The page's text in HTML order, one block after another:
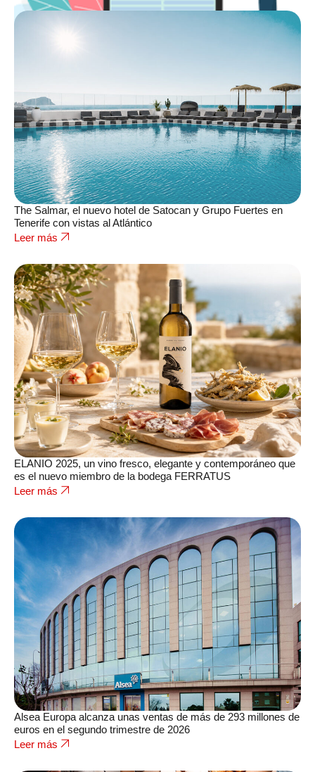
The Salmar, el nuevo hotel de Satocan y Grupo Fuertes en
Tenerife con vistas al Atlántico
Leer más
ELANIO 2025, un vino fresco, elegante y contemporáneo que
es el nuevo miembro de la bodega FERRATUS
Leer más
Alsea Europa alcanza unas ventas de más de 293 millones de
euros en el segundo trimestre de 2026
Leer más